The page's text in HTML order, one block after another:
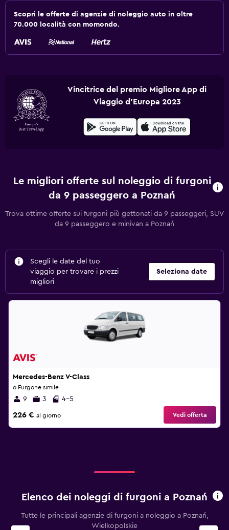
Scopri le offerte di agenzie di noleggio auto in oltre
70.000 località con momondo.
Vincitrice del premio Migliore App di
Viaggio d'Europa 2023
Le migliori offerte sul noleggio di furgoni
da 9 passeggero a Poznań
Trova ottime offerte sui furgoni più gettonati da 9 passeggeri, SUV
da 9 passeggero e minivan a Poznań
Scegli le date del tuo
viaggio per trovare i prezzi
migliori
Seleziona date
Mercedes-Benz V-Class
o Furgone simile
9 3 4-5
226 € al giorno Vedi offerta
Elenco dei noleggi di furgoni a Poznań
Tutte le principali agenzie di furgoni a noleggio a Poznań,
Wielkopolskie